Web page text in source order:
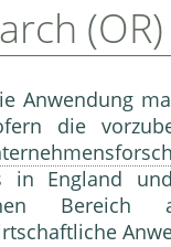
(OR)
Anwendung
die
in England
Bereich